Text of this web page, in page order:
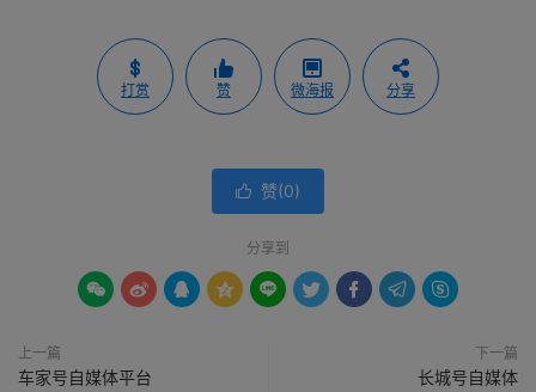
打赏 赞 微海报 分享
 赞(0)
分享到
        
上一篇
车家号自媒体平台
下一篇
长城号自媒体